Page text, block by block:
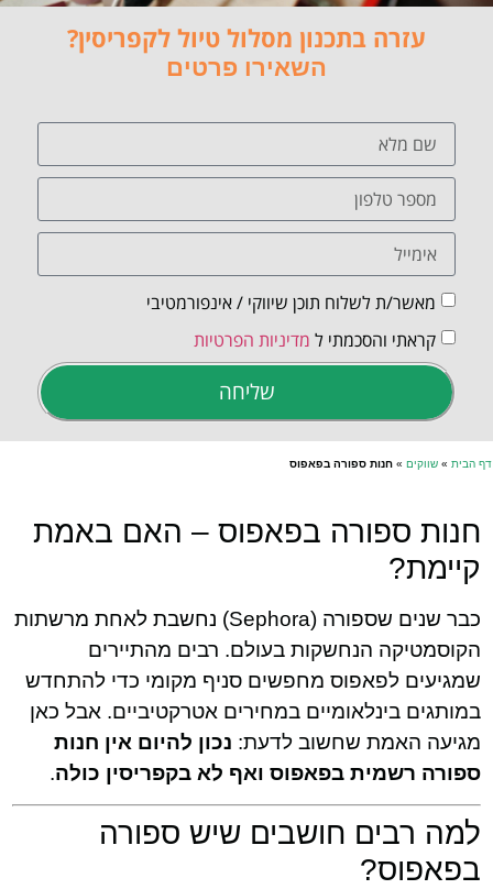
עזרה בתכנון מסלול טיול לקפריסין?
השאירו פרטים
מאשר/ת לשלוח תוכן שיווקי / אינפורמטיבי
קראתי והסכמתי ל מדיניות הפרטיות
שליחה
דף הבית » שווקים » חנות ספורה בפאפוס
חנות ספורה בפאפוס – האם באמת
קיימת?
כבר שנים שספורה (Sephora) נחשבת לאחת מרשתות
הקוסמטיקה הנחשקות בעולם. רבים מהתיירים
שמגיעים לפאפוס מחפשים סניף מקומי כדי להתחדש
במותגים בינלאומיים במחירים אטרקטיביים. אבל כאן
מגיעה האמת שחשוב לדעת: נכון להיום אין חנות
ספורה רשמית בפאפוס ואף לא בקפריסין כולה.
למה רבים חושבים שיש ספורה
בפאפוס?